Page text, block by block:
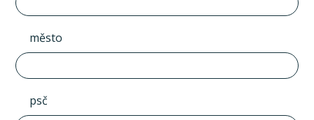
město
psč